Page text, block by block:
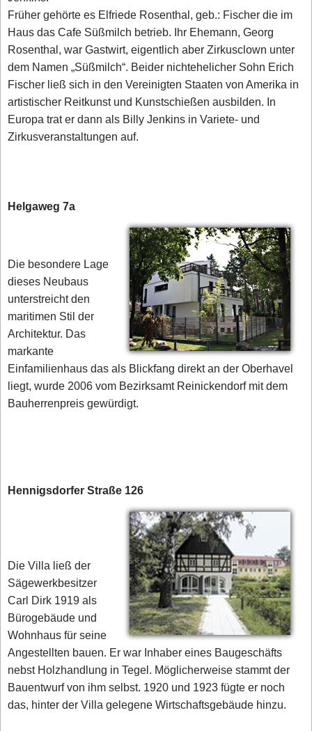
Früher gehörte es Elfriede Rosenthal, geb.: Fischer die im
Haus das Cafe Süßmilch betrieb. Ihr Ehemann, Georg
Rosenthal, war Gastwirt, eigentlich aber Zirkusclown unter
dem Namen „Süßmilch“. Beider nichtehelicher Sohn Erich
Fischer ließ sich in den Vereinigten Staaten von Amerika in
artistischer Reitkunst und Kunstschießen ausbilden. In
Europa trat er dann als Billy Jenkins in Variete- und
Zirkusveranstaltungen auf.
Helgaweg 7a
Die besondere Lage
dieses Neubaus
unterstreicht den
maritimen Stil der
Architektur. Das
markante
Einfamilienhaus das als Blickfang direkt an der Oberhavel
liegt, wurde 2006 vom Bezirksamt Reinickendorf mit dem
Bauherrenpreis gewürdigt.
Hennigsdorfer Straße 126
Die Villa ließ der
Sägewerkbesitzer
Carl Dirk 1919 als
Bürogebäude und
Wohnhaus für seine
Angestellten bauen. Er war Inhaber eines Baugeschäfts
nebst Holzhandlung in Tegel. Möglicherweise stammt der
Bauentwurf von ihm selbst. 1920 und 1923 fügte er noch
das, hinter der Villa gelegene Wirtschaftsgebäude hinzu.